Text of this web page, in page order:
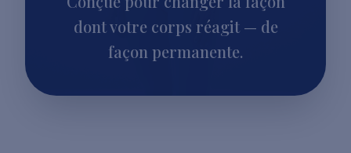
dont votre corps réagit — de
façon permanente.